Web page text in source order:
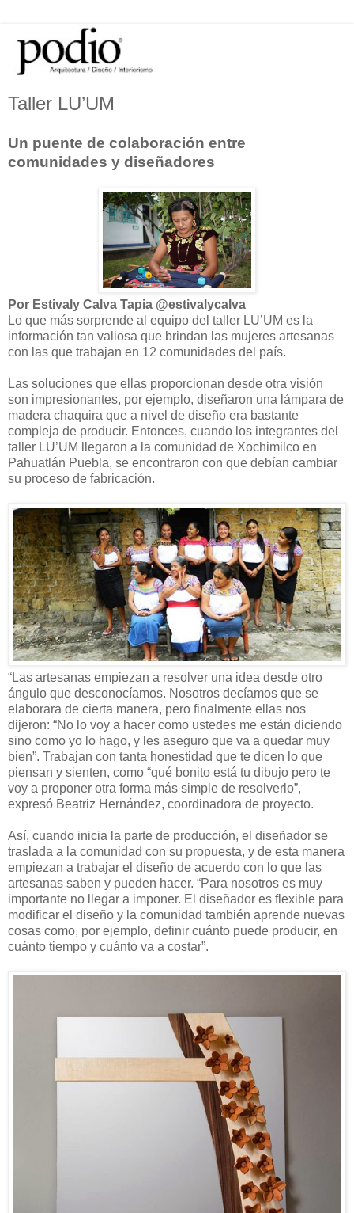
Taller LU’UM
Un puente de colaboración entre
comunidades y diseñadores
Por Estivaly Calva Tapia @estivalycalva
Lo que más sorprende al equipo del taller LU’UM es la
información tan valiosa que brindan las mujeres artesanas
con las que trabajan en 12 comunidades del país.
Las soluciones que ellas proporcionan desde otra visión
son impresionantes, por ejemplo, diseñaron una lámpara de
madera chaquira que a nivel de diseño era bastante
compleja de producir. Entonces, cuando los integrantes del
taller LU’UM llegaron a la comunidad de Xochimilco en
Pahuatlán Puebla, se encontraron con que debían cambiar
su proceso de fabricación.
“Las artesanas empiezan a resolver una idea desde otro
ángulo que desconocíamos. Nosotros decíamos que se
elaborara de cierta manera, pero finalmente ellas nos
dijeron: “No lo voy a hacer como ustedes me están diciendo
sino como yo lo hago, y les aseguro que va a quedar muy
bien”. Trabajan con tanta honestidad que te dicen lo que
piensan y sienten, como “qué bonito está tu dibujo pero te
voy a proponer otra forma más simple de resolverlo”,
expresó Beatriz Hernández, coordinadora de proyecto.
Así, cuando inicia la parte de producción, el diseñador se
traslada a la comunidad con su propuesta, y de esta manera
empiezan a trabajar el diseño de acuerdo con lo que las
artesanas saben y pueden hacer. “Para nosotros es muy
importante no llegar a imponer. El diseñador es flexible para
modificar el diseño y la comunidad también aprende nuevas
cosas como, por ejemplo, definir cuánto puede producir, en
cuánto tiempo y cuánto va a costar”.